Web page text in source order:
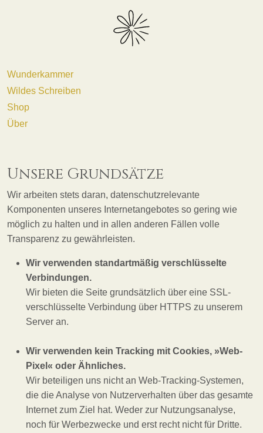
Wunderkammer
Wildes Schreiben
Shop
Über
Unsere Grundsätze
Wir arbeiten stets daran, datenschutzrelevante
Komponenten unseres Internetangebotes so gering wie
möglich zu halten und in allen anderen Fällen volle
Transparenz zu gewährleisten.
Wir verwenden standartmäßig verschlüsselte
Verbindungen.
Wir bieten die Seite grundsätzlich über eine SSL-
verschlüsselte Verbindung über HTTPS zu unserem
Server an.
Wir verwenden kein Tracking mit Cookies, »Web-
Pixel« oder Ähnliches.
Wir beteiligen uns nicht an Web-Tracking-Systemen,
die die Analyse von Nutzerverhalten über das gesamte
Internet zum Ziel hat. Weder zur Nutzungsanalyse,
noch für Werbezwecke und erst recht nicht für Dritte.